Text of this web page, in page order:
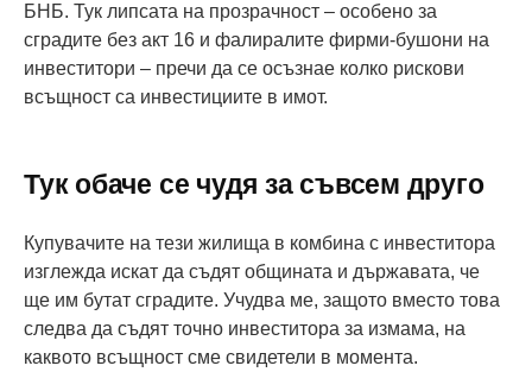
БНБ. Тук липсата на прозрачност – особено за
сградите без акт 16 и фалиралите фирми-бушони на
инвеститори – пречи да се осъзнае колко рискови
всъщност са инвестициите в имот.
Тук обаче се чудя за съвсем друго
Купувачите на тези жилища в комбина с инвеститора
изглежда искат да съдят общината и държавата, че
ще им бутат сградите. Учудва ме, защото вместо това
следва да съдят точно инвеститора за измама, на
каквото всъщност сме свидетели в момента.